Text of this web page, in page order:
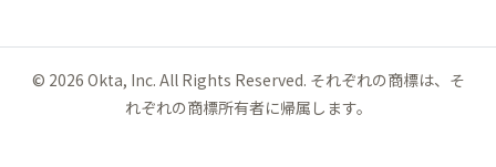
© 2026 Okta, Inc. All Rights Reserved. それぞれの商標は、そ
れぞれの商標所有者に帰属します。